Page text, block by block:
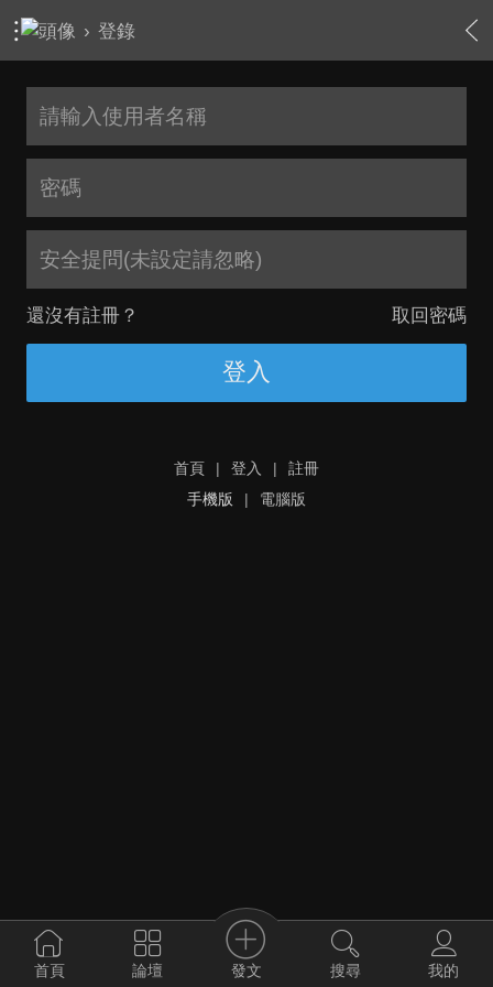
› 登錄
安全提問(未設定請忽略)
還沒有註冊？ 取回密碼
登入
首頁 | 登入 |
註冊
手機版
| 電腦版
首頁 論壇 發文 搜尋 我的